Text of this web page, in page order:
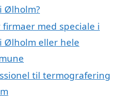
Ølholm?
med speciale i
Ølholm eller hele
til termografering